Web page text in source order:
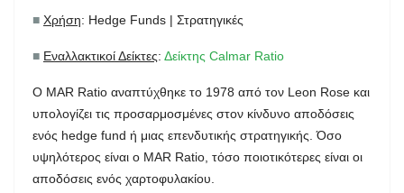
■ Χρήση: Hedge Funds | Στρατηγικές
■ Εναλλακτικοί Δείκτες: Δείκτης Calmar Ratio
Ο MAR Ratio αναπτύχθηκε το 1978 από τον Leon Rose και
υπολογίζει τις προσαρμοσμένες στον κίνδυνο αποδόσεις
ενός hedge fund ή μιας επενδυτικής στρατηγικής. Όσο
υψηλότερος είναι ο MAR Ratio, τόσο ποιοτικότερες είναι οι
αποδόσεις ενός χαρτοφυλακίου.